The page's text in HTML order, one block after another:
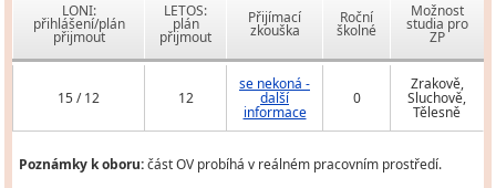
LONI:
přihlášení/plán
přijmout
LETOS:
plán
přijmout
Přijímací
zkouška
Roční
školné
Možnost
studia pro
ZP
15 / 12 12
se nekoná -
další
informace
0
Zrakově,
Sluchově,
Tělesně
Poznámky k oboru:část OV probíhá v reálném pracovním prostředí.